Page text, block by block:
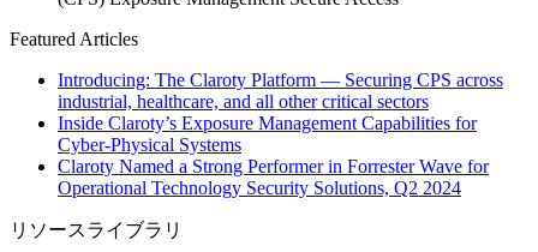
Featured Articles
Introducing: The Claroty Platform — Securing CPS across
industrial, healthcare, and all other critical sectors
Inside Claroty’s Exposure Management Capabilities for
Cyber-Physical Systems
Claroty Named a Strong Performer in Forrester Wave for
Operational Technology Security Solutions, Q2 2024
リソースライブラリ